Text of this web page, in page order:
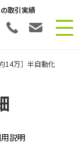
取引実績
14万］半自動化
説明